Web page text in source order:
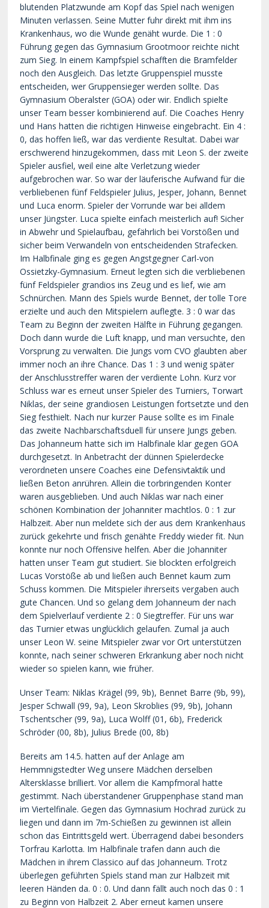
blutenden Platzwunde am Kopf das Spiel nach wenigen
Minuten verlassen. Seine Mutter fuhr direkt mit ihm ins
Krankenhaus, wo die Wunde genäht wurde. Die 1 : 0
Führung gegen das Gymnasium Grootmoor reichte nicht
zum Sieg. In einem Kampfspiel schafften die Bramfelder
noch den Ausgleich. Das letzte Gruppenspiel musste
entscheiden, wer Gruppensieger werden sollte. Das
Gymnasium Oberalster (GOA) oder wir. Endlich spielte
unser Team besser kombinierend auf. Die Coaches Henry
und Hans hatten die richtigen Hinweise eingebracht. Ein 4 :
0, das hoffen ließ, war das verdiente Resultat. Dabei war
erschwerend hinzugekommen, dass mit Leon S. der zweite
Spieler ausfiel, weil eine alte Verletzung wieder
aufgebrochen war. So war der läuferische Aufwand für die
verbliebenen fünf Feldspieler Julius, Jesper, Johann, Bennet
und Luca enorm. Spieler der Vorrunde war bei alldem
unser Jüngster. Luca spielte einfach meisterlich auf! Sicher
in Abwehr und Spielaufbau, gefährlich bei Vorstößen und
sicher beim Verwandeln von entscheidenden Strafecken.
Im Halbfinale ging es gegen Angstgegner Carl-von
Ossietzky-Gymnasium. Erneut legten sich die verbliebenen
fünf Feldspieler grandios ins Zeug und es lief, wie am
Schnürchen. Mann des Spiels wurde Bennet, der tolle Tore
erzielte und auch den Mitspielern auflegte. 3 : 0 war das
Team zu Beginn der zweiten Hälfte in Führung gegangen.
Doch dann wurde die Luft knapp, und man versuchte, den
Vorsprung zu verwalten. Die Jungs vom CVO glaubten aber
immer noch an ihre Chance. Das 1 : 3 und wenig später
der Anschlusstreffer waren der verdiente Lohn. Kurz vor
Schluss war es erneut unser Spieler des Turniers, Torwart
Niklas, der seine grandiosen Leistungen fortsetzte und den
Sieg festhielt. Nach nur kurzer Pause sollte es im Finale
das zweite Nachbarschaftsduell für unsere Jungs geben.
Das Johanneum hatte sich im Halbfinale klar gegen GOA
durchgesetzt. In Anbetracht der dünnen Spielerdecke
verordneten unsere Coaches eine Defensivtaktik und
ließen Beton anrühren. Allein die torbringenden Konter
waren ausgeblieben. Und auch Niklas war nach einer
schönen Kombination der Johanniter machtlos. 0 : 1 zur
Halbzeit. Aber nun meldete sich der aus dem Krankenhaus
zurück gekehrte und frisch genähte Freddy wieder fit. Nun
konnte nur noch Offensive helfen. Aber die Johanniter
hatten unser Team gut studiert. Sie blockten erfolgreich
Lucas Vorstöße ab und ließen auch Bennet kaum zum
Schuss kommen. Die Mitspieler ihrerseits vergaben auch
gute Chancen. Und so gelang dem Johanneum der nach
dem Spielverlauf verdiente 2 : 0 Siegtreffer. Für uns war
das Turnier etwas unglücklich gelaufen. Zumal ja auch
unser Leon W. seine Mitspieler zwar vor Ort unterstützen
konnte, nach seiner schweren Erkrankung aber noch nicht
wieder so spielen kann, wie früher.
Unser Team: Niklas Krägel (99, 9b), Bennet Barre (9b, 99),
Jesper Schwall (99, 9a), Leon Skroblies (99, 9b), Johann
Tschentscher (99, 9a), Luca Wolff (01, 6b), Frederick
Schröder (00, 8b), Julius Brede (00, 8b)
Bereits am 14.5. hatten auf der Anlage am
Hemmnigstedter Weg unsere Mädchen derselben
Altersklasse brilliert. Vor allem die Kampfmoral hatte
gestimmt. Nach überstandener Gruppenphase stand man
im Viertelfinale. Gegen das Gymnasium Hochrad zurück zu
liegen und dann im 7m-Schießen zu gewinnen ist allein
schon das Eintrittsgeld wert. Überragend dabei besonders
Torfrau Karlotta. Im Halbfinale trafen dann auch die
Mädchen in ihrem Classico auf das Johanneum. Trotz
überlegen geführten Spiels stand man zur Halbzeit mit
leeren Händen da. 0 : 0. Und dann fällt auch noch das 0 : 1
zu Beginn von Halbzeit 2. Aber erneut kamen unsere